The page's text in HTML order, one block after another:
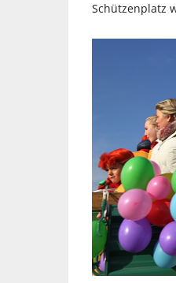
Schützenplatz